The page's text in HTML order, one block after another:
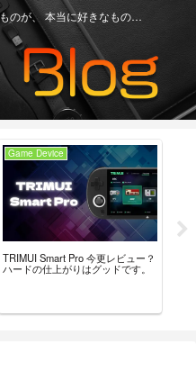
のが、 本当に好きなもの…
Game Device
TRIMUI Smart Pro 今更レビュー？
ハードの仕上がりはグッドです。